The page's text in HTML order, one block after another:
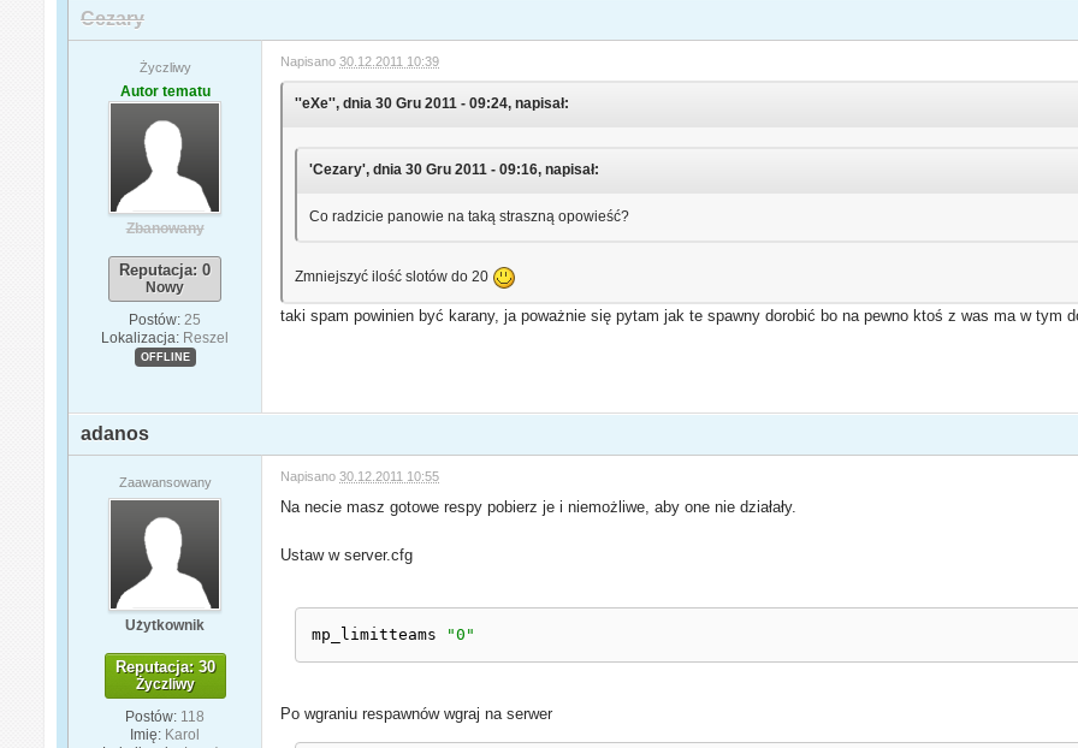
Cezary
Życzliwy
Autor tematu
Zbanowany
Reputacja: 0
Nowy
Postów: 25
Lokalizacja: Reszel
OFFLINE
Napisano30.12.2011 10:39
''eXe'', dnia 30 Gru 2011 - 09:24, napisał:
'Cezary', dnia 30 Gru 2011 - 09:16, napisał:
Co radzicie panowie na taką straszną opowieść?
Zmniejszyć ilość slotów do 20
taki spam powinien być karany, ja poważnie się pytam jak te spawny dorobić bo na pewno ktoś z was ma w tym
adanos
Zaawansowany
Użytkownik
Reputacja: 30
Życzliwy
Postów: 118
Imię: Karol
Napisano30.12.2011 10:55
Na necie masz gotowe respy pobierz je i niemożliwe, aby one nie działały.
Ustaw w server.cfg
mp_limitteams "0"
Po wgraniu respawnów wgraj na serwer